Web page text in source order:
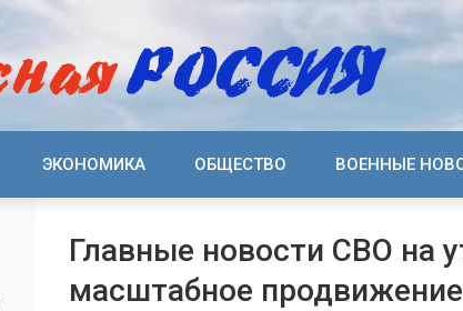
ЭКОНОМИКА ОБЩЕСТВО ВОЕННЫЕ
Главные новости СВО на
масштабное